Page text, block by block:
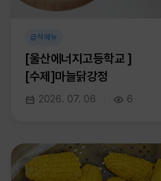
급식메뉴
[울산에너지고등학교 ]
[수제]마늘닭강정
2026. 07. 06 6